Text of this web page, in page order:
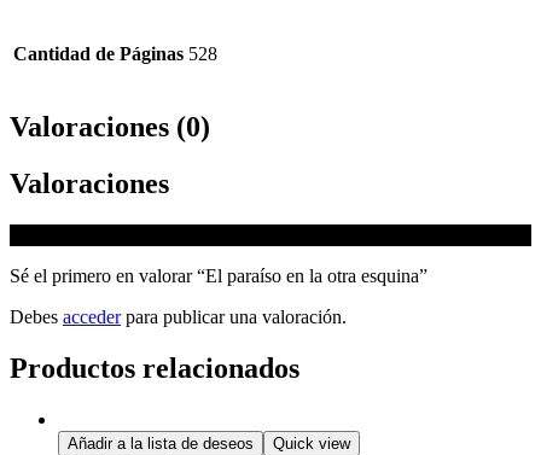
Cantidad de Páginas 528
Valoraciones (0)
Valoraciones
Sé el primero en valorar “El paraíso en la otra esquina”
Debes accederpara publicar una valoración.
Productos relacionados
Añadir a la lista de deseos Quick view